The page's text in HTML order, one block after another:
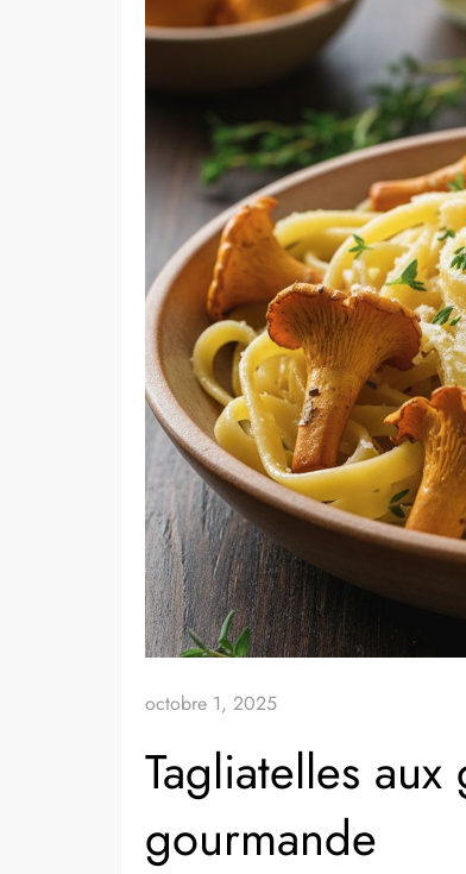
octobre 1, 2025
Tagliatelles
gourmande